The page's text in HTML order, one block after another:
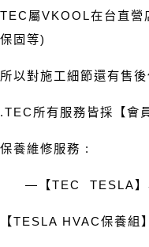
TEC 屬VKOOL在台直營
保固等)
所以對施工細節還有售
.TEC 所有服務皆採【會
保養維修服務 :
— 【TEC TESLA
【TESLA HVAC保養組】